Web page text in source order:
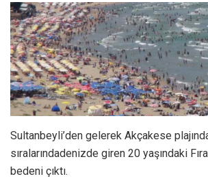
Sultanbeyli’den gelerek Akçakese
sıralarındadenizde giren 20 yaşındaki
bedeni çıktı.